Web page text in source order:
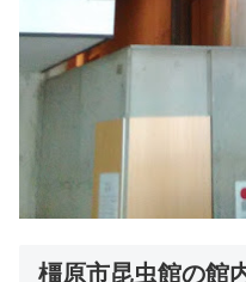
橿原市昆虫館の館